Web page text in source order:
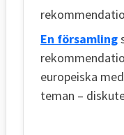
En församling
europeiska
teman –